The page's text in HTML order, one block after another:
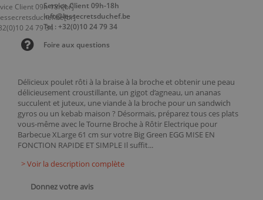
Délicieux poulet rôti à la braise à la broche et obtenir une peau
délicieusement croustillante, un gigot d’agneau, un ananas
succulent et juteux, une viande à la broche pour un sandwich
gyros ou un kebab maison ? Désormais, préparez tous ces plats
vous-même avec le Tourne Broche à Rôtir Electrique pour
Barbecue XLarge 61 cm sur votre Big Green EGG MISE EN
FONCTION RAPIDE ET SIMPLE Il suffit...
> Voir la description complète
Donnez votre avis
Service Client 09h-18h
info@lessecretsduchef.be
Tel : +32(0)10 24 79 34
Foire aux questions